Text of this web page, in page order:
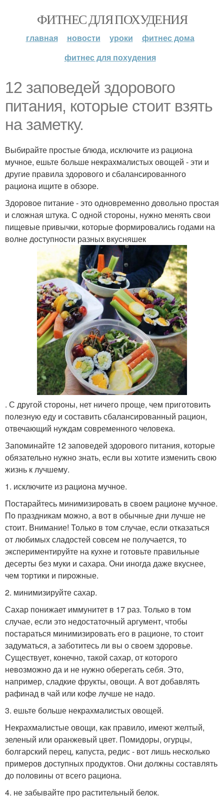
ФИТНЕС ДЛЯ ПОХУДЕНИЯ
главная новости уроки
фитнес дома
фитнес для похудения
12 заповедей здорового
питания, которые стоит взять
на заметку.
Выбирайте простые блюда, исключите из рациона
мучное, ешьте больше некрахмалистых овощей - эти и
другие правила здорового и сбалансированного
рациона ищите в обзоре.
Здоровое питание - это одновременно довольно простая
и сложная штука. С одной стороны, нужно менять свои
пищевые привычки, которые формировались годами на
волне доступности разных вкусняшек
. С другой стороны, нет ничего проще, чем приготовить
полезную еду и составить сбалансированный рацион,
отвечающий нуждам современного человека.
Запоминайте 12 заповедей здорового питания, которые
обязательно нужно знать, если вы хотите изменить свою
жизнь к лучшему.
1. исключите из рациона мучное.
Постарайтесь минимизировать в своем рационе мучное.
По праздникам можно, а вот в обычные дни лучше не
стоит. Внимание! Только в том случае, если отказаться
от любимых сладостей совсем не получается, то
экспериментируйте на кухне и готовьте правильные
десерты без муки и сахара. Они иногда даже вкуснее,
чем тортики и пирожные.
2. минимизируйте сахар.
Сахар понижает иммунитет в 17 раз. Только в том
случае, если это недостаточный аргумент, чтобы
постараться минимизировать его в рационе, то стоит
задуматься, а заботитесь ли вы о своем здоровье.
Существует, конечно, такой сахар, от которого
невозможно да и не нужно оберегать себя. Это,
например, сладкие фрукты, овощи. А вот добавлять
рафинад в чай или кофе лучше не надо.
3. ешьте больше некрахмалистых овощей.
Некрахмалистые овощи, как правило, имеют желтый,
зеленый или оранжевый цвет. Помидоры, огурцы,
болгарский перец, капуста, редис - вот лишь несколько
примеров доступных продуктов. Они должны составлять
до половины от всего рациона.
4. не забывайте про растительный белок.